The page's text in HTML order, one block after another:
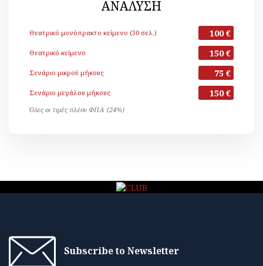
ΑΝΑΛΥΣΗ
Θεατρικό μονόπρακτο κείμενο (30 σελ.) 100 €
Θεατρικό κείμενο 150 €
Σενάριο μικρού μήκους 75 €
Σενάριο μεγάλου μήκους 150 €
Όλες οι τιμές πλέον ΦΠΑ (24%)
Subscribe to Newsletter